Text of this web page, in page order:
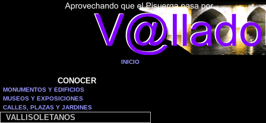
INICIO
CONOCER
MONUMENTOS Y EDIFICIOS
MUSEOS Y EXPOSICIONES
CALLES, PLAZAS Y JARDINES
VALLISOLETANOS